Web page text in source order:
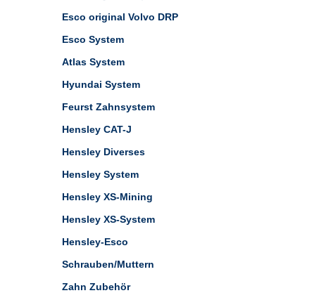
Esco original Volvo DRP
Esco System
Atlas System
Hyundai System
Feurst Zahnsystem
Hensley CAT-J
Hensley Diverses
Hensley System
Hensley XS-Mining
Hensley XS-System
Hensley-Esco
Schrauben/Muttern
Zahn Zubehör